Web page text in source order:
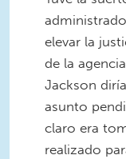
elevar la
de la
Jackson
asunto
claro era
realizado